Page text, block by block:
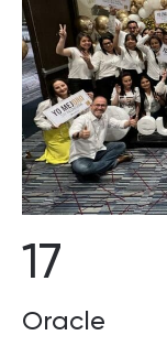
17
Oracle